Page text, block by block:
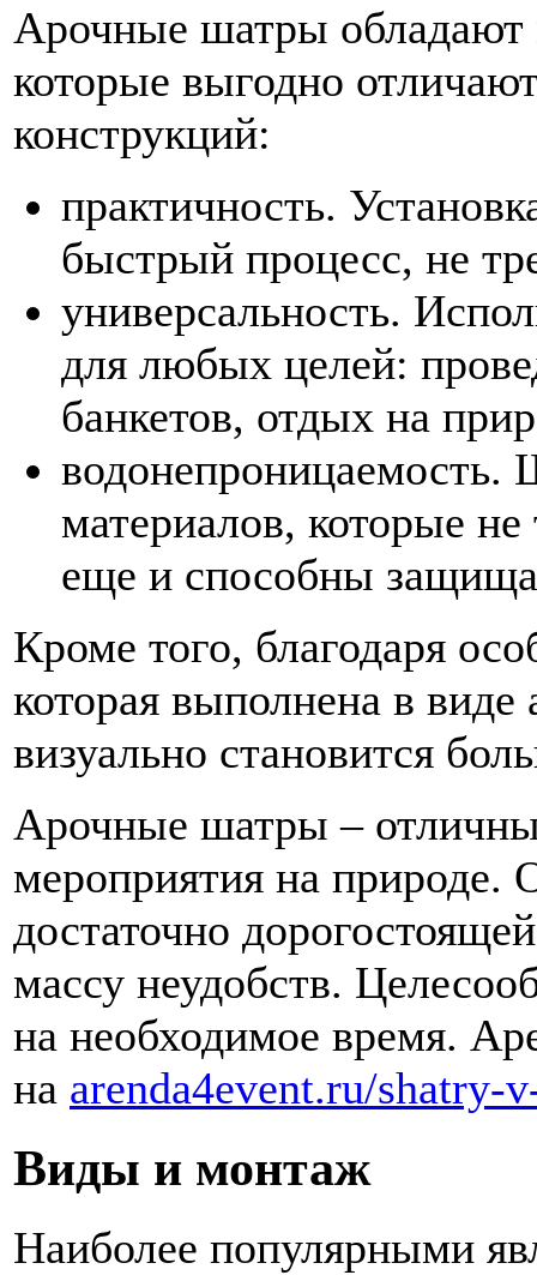
Арочные шатры обладают
которые выгодно
конструкций:
практичность.
быстрый процесс, не
универсальность.
для любых целей:
банкетов, отдых на
водонепроницаемость.
материалов, которые
еще и способны
Кроме того, благодаря
которая выполнена в виде
визуально становится
Арочные шатры –
мероприятия на природе.
достаточно
массу неудобств.
на необходимое время.
на arenda4event.ru/shatry-
Виды и монтаж
Наиболее популярными